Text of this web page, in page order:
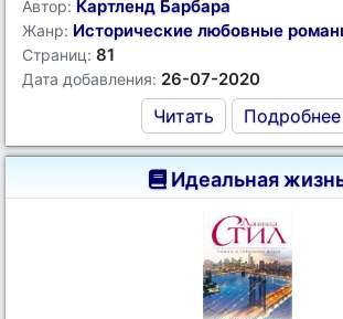
Автор: Картленд Барбара
Жанр: Исторические любовные
Страниц: 81
Дата добавления: 26-07-2020
Читать Подробнее
Идеальная